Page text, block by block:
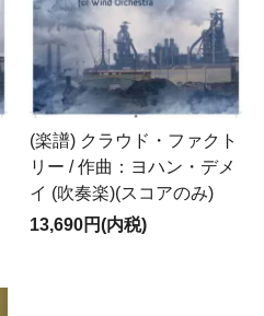
(楽譜) クラウド・ファクト
リー / 作曲：ヨハン・デメ
イ (吹奏楽)(スコアのみ)
13,690円(内税)